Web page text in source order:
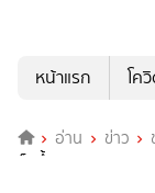
หน้าแรก
โค
อ่าน ข่าว
เร็วขึ้น